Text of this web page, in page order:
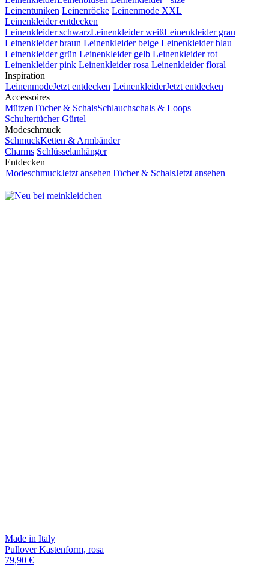
Leinentuniken Leinenröcke Leinenmode XXL
Leinenkleider entdecken
Leinenkleider schwarzLeinenkleider weißLeinenkleider grau
Leinenkleider braun Leinenkleider beige Leinenkleider blau
Leinenkleider grün Leinenkleider gelb Leinenkleider rot
Leinenkleider pink Leinenkleider rosa Leinenkleider floral
Inspiration
LeinenmodeJetzt entdecken LeinenkleiderJetzt entdecken
Accessoires
MützenTücher & SchalsSchlauchschals & Loops
Schultertücher Gürtel
Modeschmuck
SchmuckKetten & Armbänder
Charms Schlüsselanhänger
Entdecken
ModeschmuckJetzt ansehenTücher & SchalsJetzt ansehen
Made in Italy
Pullover Kastenform, rosa
79,90 €